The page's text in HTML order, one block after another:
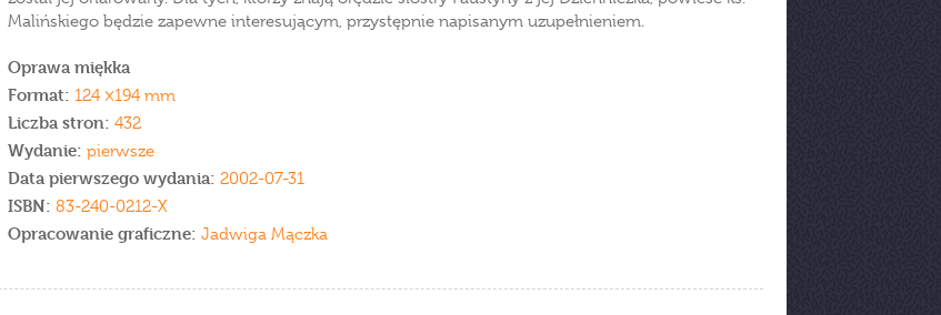
Malińskiego będzie zapewne interesującym, przystępnie napisanym uzupełnieniem.
Oprawa miękka
Format: 124 ×194 mm
Liczba stron: 432
Wydanie: pierwsze
Data pierwszego wydania: 2002-07-31
ISBN: 83-240-0212-X
Opracowanie graficzne: Jadwiga Mączka